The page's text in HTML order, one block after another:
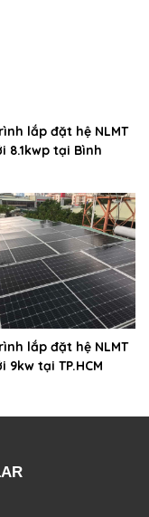
lắp đặt hệ NLMT
8.1kwp tại Bình
lắp đặt hệ NLMT
9kw tại TP.HCM